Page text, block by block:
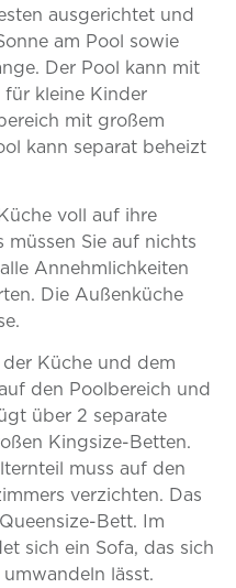
ausgerichtet und
am Pool sowie
Der Pool kann mit
für kleine Kinder
mit großem
kann separat beheizt
voll auf ihre
Sie auf nichts
Annehmlichkeiten
Die Außenküche
Küche und dem
den Poolbereich und
über 2 separate
Kingsize-Betten.
muss auf den
verzichten. Das
Bett. Im
sich ein Sofa, das sich
lässt.